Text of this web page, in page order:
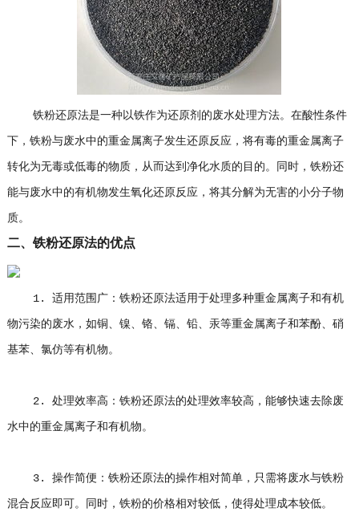
铁粉还原法是一种以铁作为还原剂的废水处理方法。在酸性条件
下，铁粉与废水中的重金属离子发生还原反应，将有毒的重金属离子
转化为无毒或低毒的物质，从而达到净化水质的目的。同时，铁粉还
能与废水中的有机物发生氧化还原反应，将其分解为无害的小分子物
质。
二、铁粉还原法的优点
1. 适用范围广：铁粉还原法适用于处理多种重金属离子和有机
物污染的废水，如铜、镍、铬、镉、铅、汞等重金属离子和苯酚、硝
基苯、氯仿等有机物。
2. 处理效率高：铁粉还原法的处理效率较高，能够快速去除废
水中的重金属离子和有机物。
3. 操作简便：铁粉还原法的操作相对简单，只需将废水与铁粉
混合反应即可。同时，铁粉的价格相对较低，使得处理成本较低。